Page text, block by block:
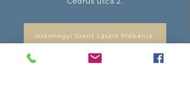
Istenhegyi Szent László Plébánia